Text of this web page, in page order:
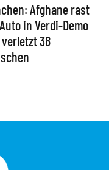
Afghane rast
in Verdi-Demo
38